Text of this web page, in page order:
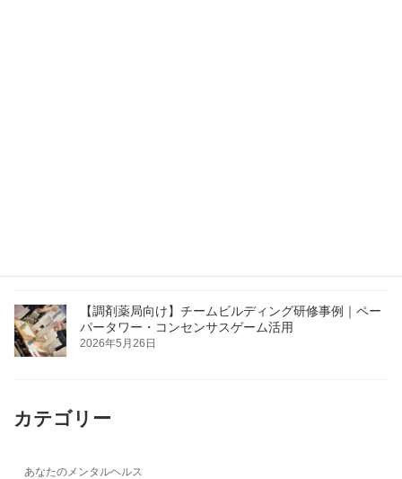
【調剤薬局向け】チームビルディング研修事例｜ペー
パータワー・コンセンサスゲーム活用
2026年5月26日
カテゴリー
あなたのメンタルヘルス